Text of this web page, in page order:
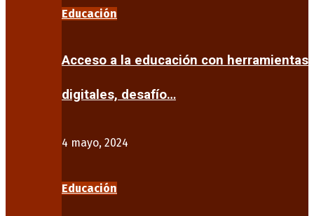
Educación
Acceso a la educación con herramientas
digitales, desafío…
4 mayo, 2024
Educación